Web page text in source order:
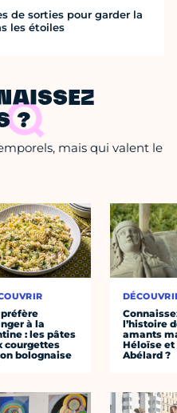
de sorties pour garder la
les étoiles
?
mais qui valent le
préfère
à la
: les pâtes
courgettes
bolognaise
l’histoire
amants
Héloïse et
Abélard ?